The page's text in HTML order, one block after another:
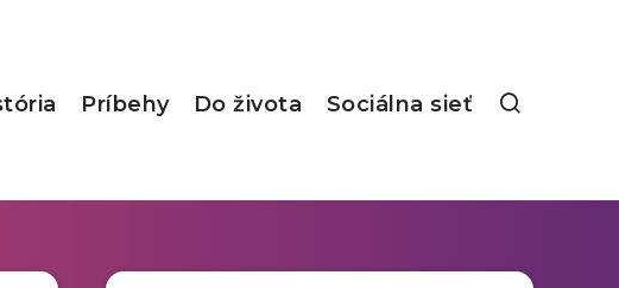
Príbehy Do života Sociálna sieť